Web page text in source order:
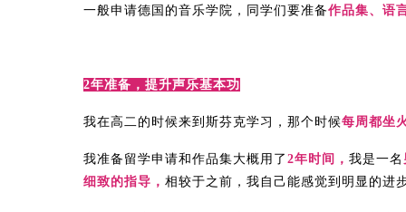
一般申请德国的音乐学院，同学们要准备作品集、语
2年准备，提升声乐基本功
我在高二的时候来到斯芬克学习，那个时候每周都坐
我准备留学申请和作品集大概用了 2年时间， 我是一名
细致的指导， 相较于之前，我自己能感觉到明显的进